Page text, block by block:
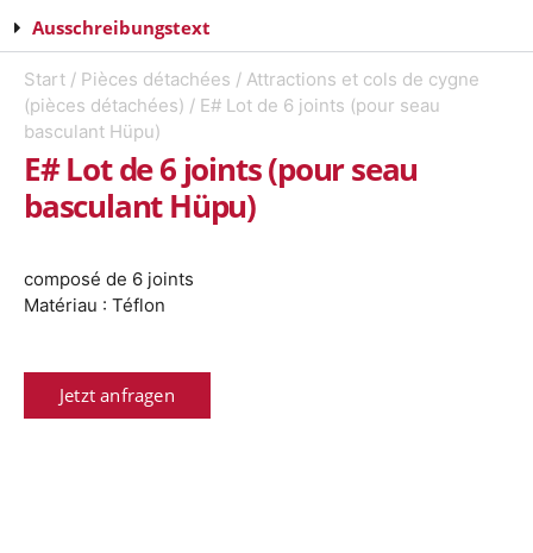
Ausschreibungstext
Start / Pièces détachées / Attractions et cols de cygne
(pièces détachées) / E# Lot de 6 joints (pour seau
basculant Hüpu)
E# Lot de 6 joints (pour seau
basculant Hüpu)
composé de 6 joints
Matériau : Téflon
Jetzt anfragen